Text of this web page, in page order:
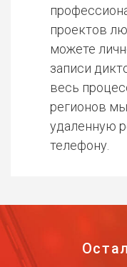
проектов
можете
записи
весь
регионов
удаленную
телефону.